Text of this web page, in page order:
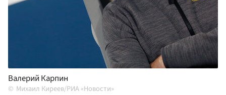
Валерий Карпин
Михаил Киреев/РИА «Новости»